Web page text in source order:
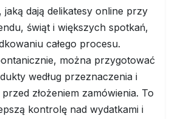
jaką dają delikatesy online przy
świąt i większych spotkań,
całego procesu.
można przygotować
według przeznaczenia i
złożeniem zamówienia. To
kontrolę nad wydatkami i